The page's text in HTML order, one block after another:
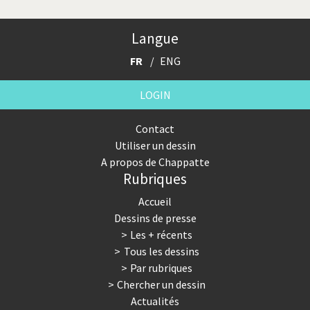
Langue
FR ENG
LOGIN
Contact
Utiliser un dessin
A propos de Chappatte
Rubriques
Accueil
Dessins de presse
Les + récents
Tous les dessins
Par rubriques
Chercher un dessin
Actualités